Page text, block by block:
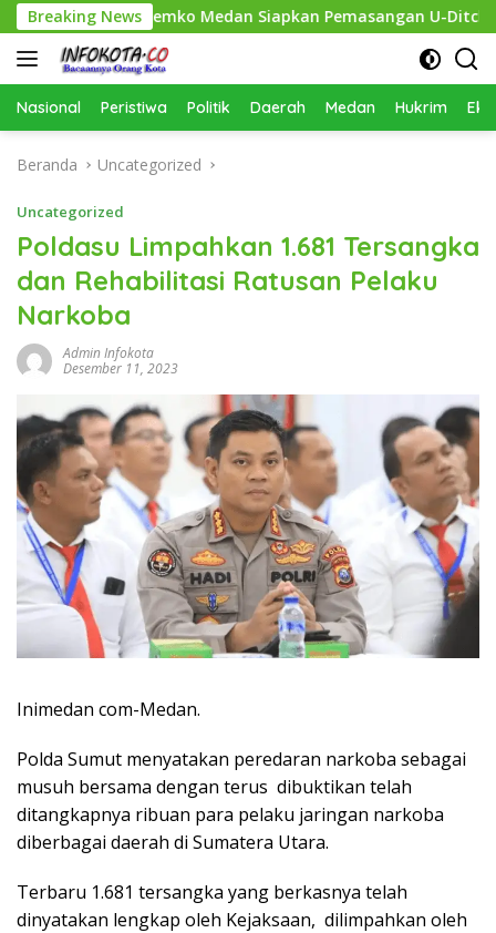
Langsung
ke
konten
Breaking News
Pemko Medan Siapkan Pemasangan U-Ditch pada 2027
Nasional Peristiwa Politik Daerah Medan Hukrim
Beranda Uncategorized
Uncategorized
Poldasu Limpahkan 1.681 Tersangka
dan Rehabilitasi Ratusan Pelaku
Narkoba
Admin Infokota
Desember 11, 2023
Inimedan com-Medan.
Polda Sumut menyatakan peredaran narkoba sebagai
musuh bersama dengan terus dibuktikan telah
ditangkapnya ribuan para pelaku jaringan narkoba
diberbagai daerah di Sumatera Utara.
Terbaru 1.681 tersangka yang berkasnya telah
dinyatakan lengkap oleh Kejaksaan, dilimpahkan oleh